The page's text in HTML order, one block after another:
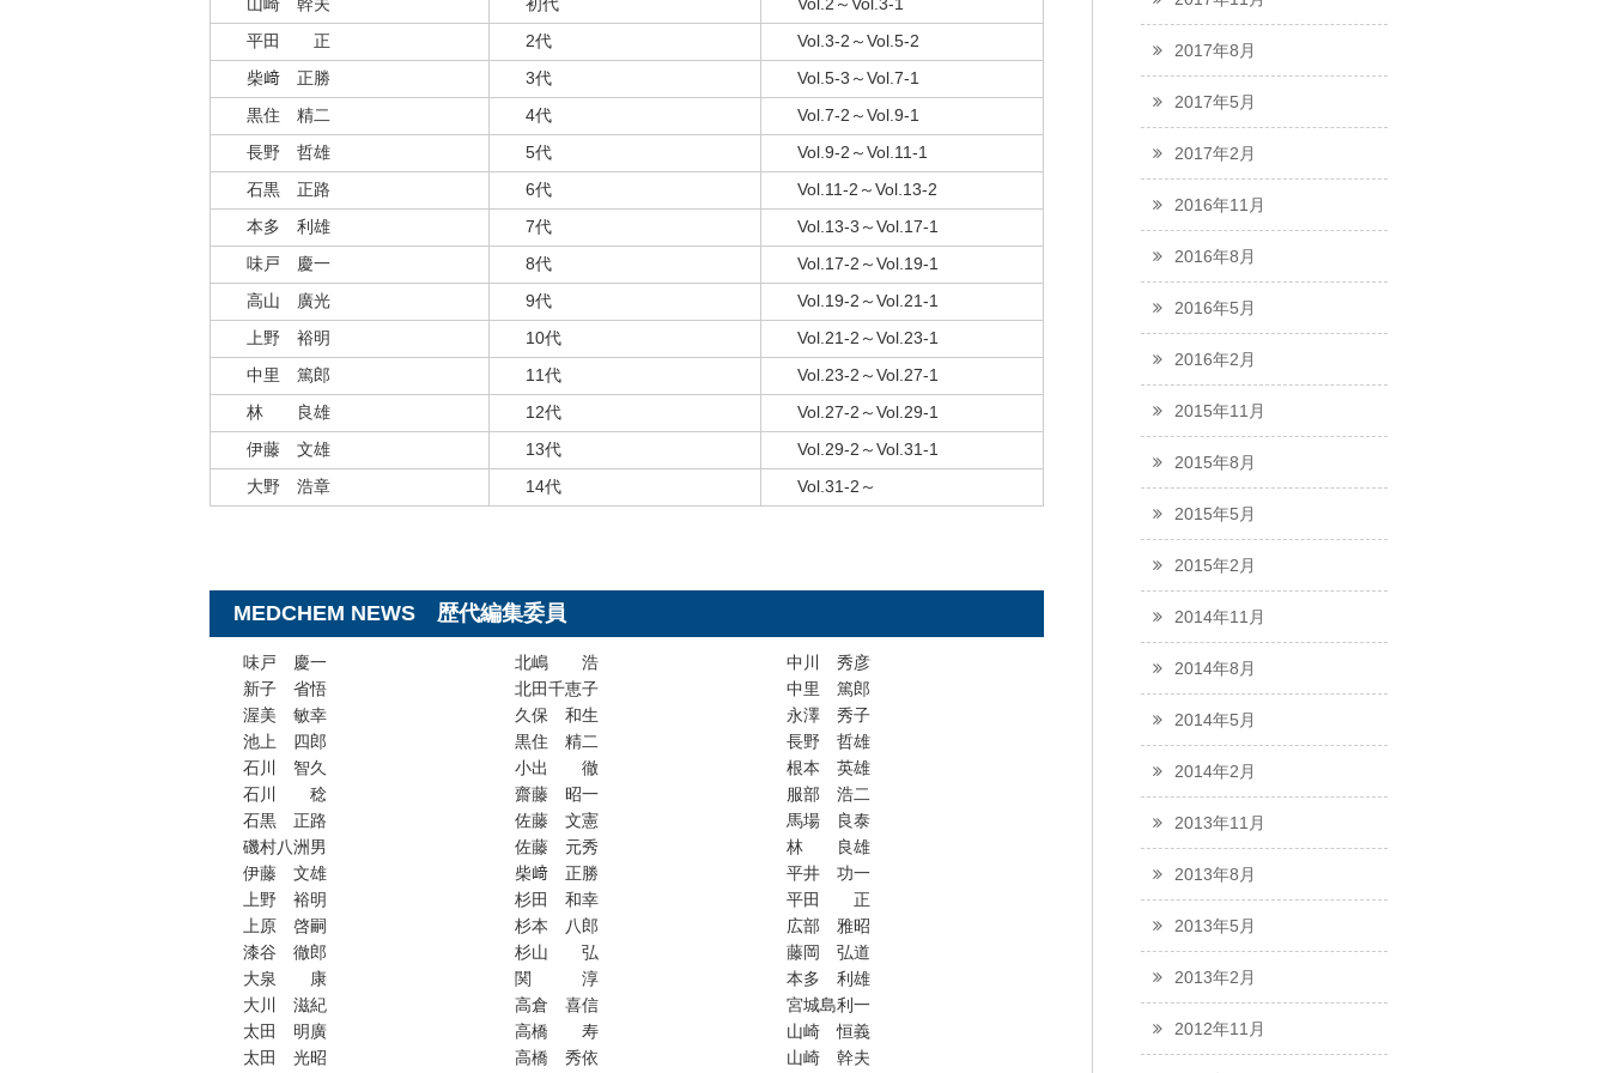
2017年8月
2017年5月
2017年2月
2016年11月
2016年8月
2016年5月
2016年2月
2015年11月
2015年8月
2015年5月
2015年2月
2014年11月
2014年8月
2014年5月
2014年2月
2013年11月
2013年8月
2013年5月
2013年2月
2012年11月
平田 正
2代
Vol.3-2～Vol.5-2
柴﨑 正勝
3代
Vol.5-3～Vol.7-1
黒住 精二
4代
Vol.7-2～Vol.9-1
長野 哲雄
5代
Vol.9-2～Vol.11-1
石黒 正路
6代
Vol.11-2～Vol.13-2
本多 利雄
7代
Vol.13-3～Vol.17-1
味戸 慶一
8代
Vol.17-2～Vol.19-1
高山 廣光
9代
Vol.19-2～Vol.21-1
上野 裕明
10代
Vol.21-2～Vol.23-1
中里 篤郎
11代
Vol.23-2～Vol.27-1
林 良雄
12代
Vol.27-2～Vol.29-1
伊藤 文雄
13代
Vol.29-2～Vol.31-1
大野 浩章
14代 Vol.31-2～
MEDCHEM NEWS 歴代編集委員
味戸 慶一
新子 省悟
渥美 敏幸
池上 四郎
石川 智久
石川 稔
石黒 正路
磯村八洲男
伊藤 文雄
上野 裕明
上原 啓嗣
漆谷 徹郎
大泉 康
大川 滋紀
太田 明廣
太田 光昭
北嶋 浩
北田千恵子
久保 和生
黒住 精二
小出 徹
齋藤 昭一
佐藤 文憲
佐藤 元秀
柴﨑 正勝
杉田 和幸
杉本 八郎
杉山 弘
関 淳
高倉 喜信
高橋 寿
高橋 秀依
中川 秀彦
中里 篤郎
永澤 秀子
長野 哲雄
根本 英雄
服部 浩二
馬場 良泰
林 良雄
平井 功一
平田 正
広部 雅昭
藤岡 弘道
本多 利雄
宮城島利一
山崎 恒義
山崎 幹夫